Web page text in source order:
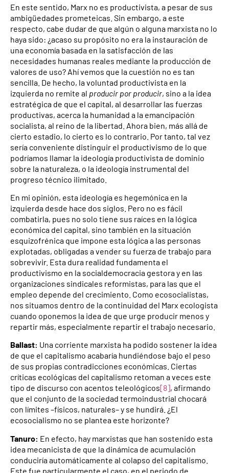
En este sentido, Marx no es productivista, a pesar de sus
ambigüedades prometeicas. Sin embargo, a este
respecto, cabe dudar de que algún o alguna marxista no lo
haya sido: ¿acaso su propósito no era la instauración de
una economía basada en la satisfacción de las
necesidades humanas reales mediante la producción de
valores de uso? Ahí vemos que la cuestión no es tan
sencilla. De hecho, la voluntad productivista en la
izquierda no remite al producir por producir, sino a la idea
estratégica de que el capital, al desarrollar las fuerzas
productivas, acerca la humanidad a la emancipación
socialista, al reino de la libertad. Ahora bien, más allá de
cierto estadio, lo cierto es lo contrario. Por tanto, tal vez
sería conveniente distinguir el productivismo de lo que
podríamos llamar la ideología productivista de dominio
sobre la naturaleza, o la ideología instrumental del
progreso técnico ilimitado.
En mi opinión, esta ideología es hegemónica en la
izquierda desde hace dos siglos. Pero no es fácil
combatirla, pues no solo tiene sus raíces en la lógica
económica del capital, sino también en la situación
esquizofrénica que impone esta lógica a las personas
explotadas, obligadas a vender su fuerza de trabajo para
sobrevivir. Esta dura realidad fundamenta el
productivismo en la socialdemocracia gestora y en las
organizaciones sindicales reformistas, para las que el
empleo depende del crecimiento. Como ecosocialistas,
nos situamos dentro de la continuidad del Marx ecologista
cuando oponemos la idea de que urge producir menos y
repartir más, especialmente repartir el trabajo necesario.
Ballast: Una corriente marxista ha podido sostener la idea
de que el capitalismo acabaría hundiéndose bajo el peso
de sus propias contradicciones económicas. Ciertas
críticas ecológicas del capitalismo retoman a veces este
tipo de discurso con acentos teleológicos[8], afirmando
que el conjunto de la sociedad termoindustrial chocará
con límites –físicos, naturales– y se hundirá. ¿El
ecosocialismo no se plantea este horizonte?
Tanuro: En efecto, hay marxistas que han sostenido esta
idea mecanicista de que la dinámica de acumulación
conduciría automáticamente al colapso del capitalismo.
Este fue particularmente el caso, en el periodo de